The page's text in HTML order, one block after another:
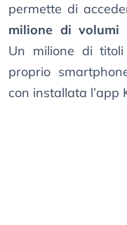
permette di
milione di volumi
Un milione di
proprio
con installata l’app